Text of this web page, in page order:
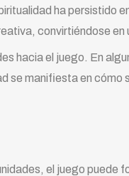
ha persistido
convirtiéndose
hacia el juego. En
se manifiesta en
el juego